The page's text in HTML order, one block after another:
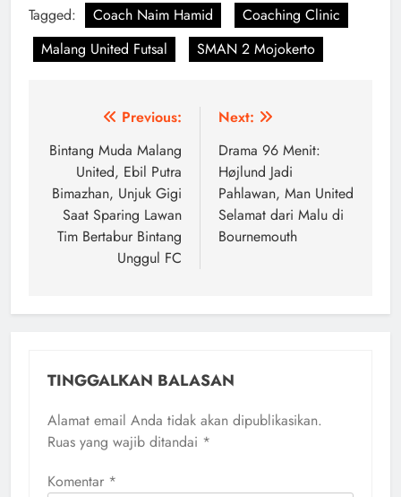
Tagged: Coach Naim Hamid
Coaching Clinic
Malang United Futsal
SMAN 2 Mojokerto
Navigasi
pos
Previous:
Bintang Muda Malang
United, Ebil Putra
Bimazhan, Unjuk Gigi
Saat Sparing Lawan
Tim Bertabur Bintang
Unggul FC
Next:
Drama 96 Menit:
Højlund Jadi
Pahlawan, Man United
Selamat dari Malu di
Bournemouth
TINGGALKAN BALASAN
Alamat email Anda tidak akan dipublikasikan.
Ruas yang wajib ditandai *
Komentar *